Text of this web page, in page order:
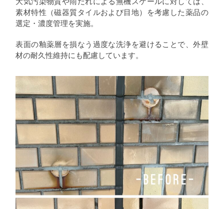
素材特性（磁器質タイルおよび目地）を考慮した薬品の
選定・濃度管理を実施。
表面の釉薬層を損なう過度な洗浄を避けることで、外壁
材の耐久性維持にも配慮しています。